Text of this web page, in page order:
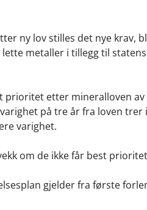
ny lov stilles det nye krav,
metaller i tillegg til statens
etter mineralloven av
på tre år fra loven trer
varighet.
om de ikke får best
gjelder fra første